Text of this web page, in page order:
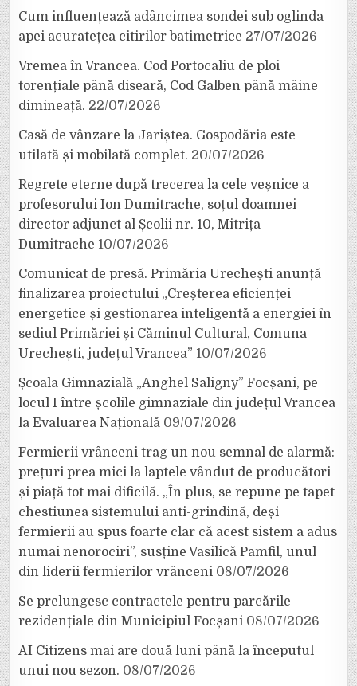
Cum influențează adâncimea sondei sub oglinda
apei acuratețea citirilor batimetrice 27/07/2026
Vremea în Vrancea. Cod Portocaliu de ploi
torențiale până diseară, Cod Galben până mâine
dimineață. 22/07/2026
Casă de vânzare la Jariștea. Gospodăria este
utilată și mobilată complet. 20/07/2026
Regrete eterne după trecerea la cele veșnice a
profesorului Ion Dumitrache, soțul doamnei
director adjunct al Școlii nr. 10, Mitrița
Dumitrache 10/07/2026
Comunicat de presă. Primăria Urechești anunță
finalizarea proiectului „Creșterea eficienței
energetice și gestionarea inteligentă a energiei în
sediul Primăriei și Căminul Cultural, Comuna
Urechești, județul Vrancea” 10/07/2026
Școala Gimnazială „Anghel Saligny” Focșani, pe
locul I între școlile gimnaziale din județul Vrancea
la Evaluarea Națională 09/07/2026
Fermierii vrânceni trag un nou semnal de alarmă:
prețuri prea mici la laptele vândut de producători
și piață tot mai dificilă. „În plus, se repune pe tapet
chestiunea sistemului anti-grindină, deși
fermierii au spus foarte clar că acest sistem a adus
numai nenorociri”, susține Vasilică Pamfil, unul
din liderii fermierilor vrânceni 08/07/2026
Se prelungesc contractele pentru parcările
rezidențiale din Municipiul Focșani 08/07/2026
AI Citizens mai are două luni până la începutul
unui nou sezon. 08/07/2026